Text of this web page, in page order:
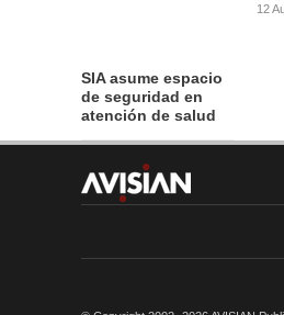
12
SIA asume espacio
de seguridad en
atención de salud
10 August, 2016